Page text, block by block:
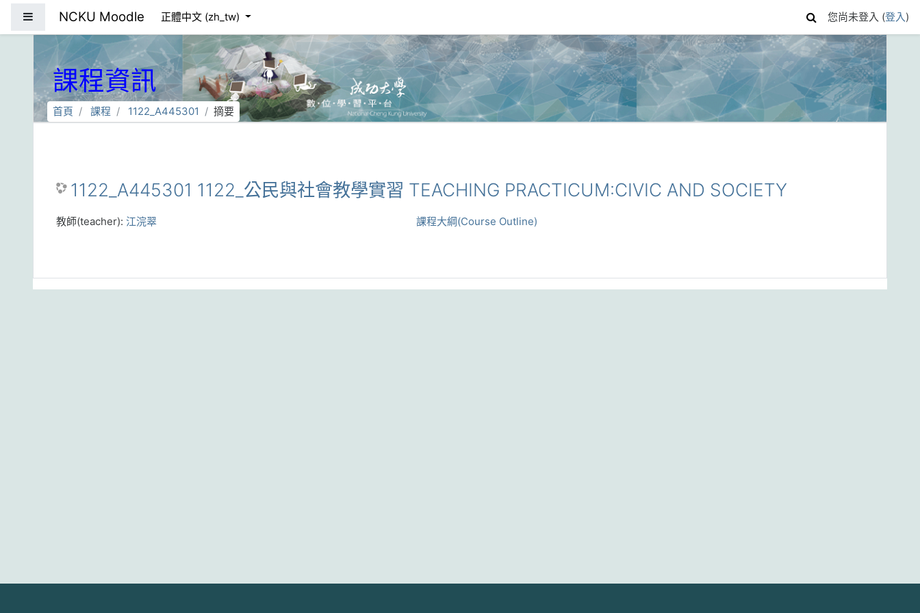
NCKU Moodle 正體中文 ‎(zh_tw)‎ 您尚未登入 (登入)
課程資訊
首頁 課程 1122_A445301 摘要
1122_A445301 1122_公民與社會教學實習 TEACHING PRACTICUM:CIVIC AND SOCIETY
課程大綱(Course Outline)
教師(teacher): 江浣翠